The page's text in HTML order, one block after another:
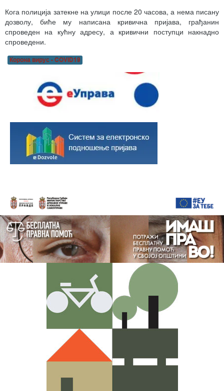
Кога полиција затекне на улици после 20 часова, а нема писану
дозволу, биће му написана кривична пријава, грађанин
спроведен на кућну адресу, а кривични поступци накнадно
спроведени.
Корона вирус - COVID19